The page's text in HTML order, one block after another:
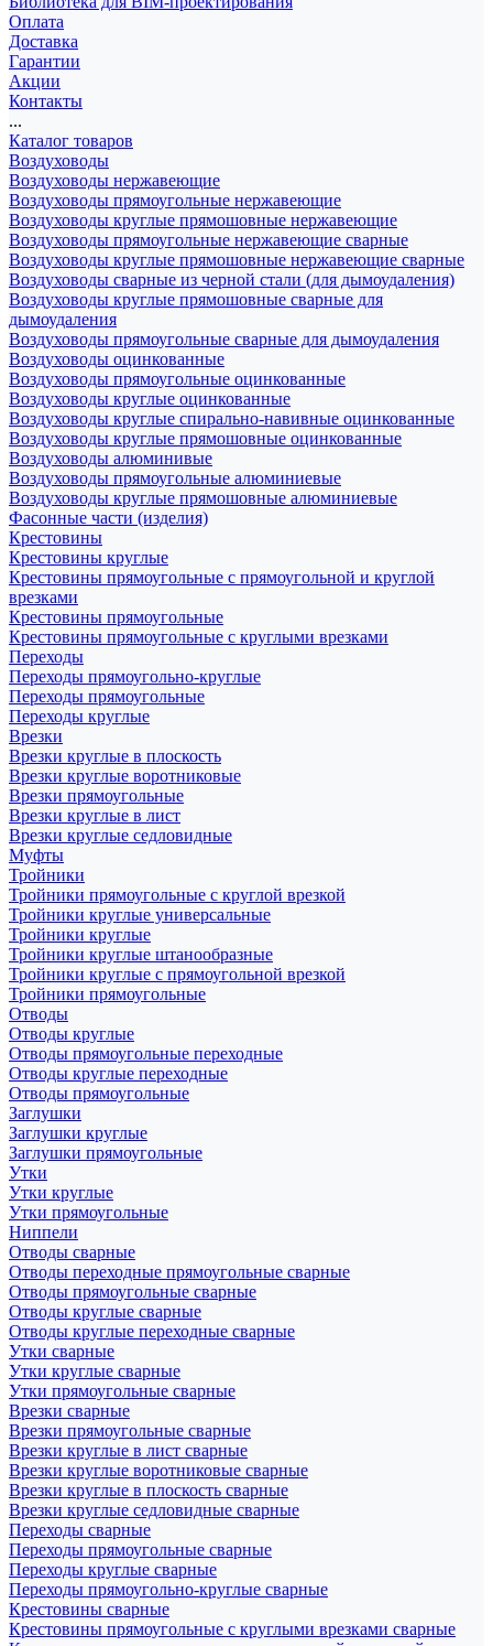
Оплата
Доставка
Гарантии
Акции
Контакты
...
Каталог товаров
Воздуховоды
Воздуховоды нержавеющие
Воздуховоды прямоугольные нержавеющие
Воздуховоды круглые прямошовные нержавеющие
Воздуховоды прямоугольные нержавеющие сварные
Воздуховоды круглые прямошовные нержавеющие сварные
Воздуховоды сварные из черной стали (для дымоудаления)
Воздуховоды круглые прямошовные сварные для
дымоудаления
Воздуховоды прямоугольные сварные для дымоудаления
Воздуховоды оцинкованные
Воздуховоды прямоугольные оцинкованные
Воздуховоды круглые оцинкованные
Воздуховоды круглые спирально-навивные оцинкованные
Воздуховоды круглые прямошовные оцинкованные
Воздуховоды алюминивые
Воздуховоды прямоугольные алюминиевые
Воздуховоды круглые прямошовные алюминиевые
Фасонные части (изделия)
Крестовины
Крестовины круглые
Крестовины прямоугольные с прямоугольной и круглой
врезками
Крестовины прямоугольные
Крестовины прямоугольные с круглыми врезками
Переходы
Переходы прямоугольно-круглые
Переходы прямоугольные
Переходы круглые
Врезки
Врезки круглые в плоскость
Врезки круглые воротниковые
Врезки прямоугольные
Врезки круглые в лист
Врезки круглые седловидные
Муфты
Тройники
Тройники прямоугольные с круглой врезкой
Тройники круглые универсальные
Тройники круглые
Тройники круглые штанообразные
Тройники круглые с прямоугольной врезкой
Тройники прямоугольные
Отводы
Отводы круглые
Отводы прямоугольные переходные
Отводы круглые переходные
Отводы прямоугольные
Заглушки
Заглушки круглые
Заглушки прямоугольные
Утки
Утки круглые
Утки прямоугольные
Ниппели
Отводы сварные
Отводы переходные прямоугольные сварные
Отводы прямоугольные сварные
Отводы круглые сварные
Отводы круглые переходные сварные
Утки сварные
Утки круглые сварные
Утки прямоугольные сварные
Врезки сварные
Врезки прямоугольные сварные
Врезки круглые в лист сварные
Врезки круглые воротниковые сварные
Врезки круглые в плоскость сварные
Врезки круглые седловидные сварные
Переходы сварные
Переходы прямоугольные сварные
Переходы круглые сварные
Переходы прямоугольно-круглые сварные
Крестовины сварные
Крестовины прямоугольные с круглыми врезками сварные